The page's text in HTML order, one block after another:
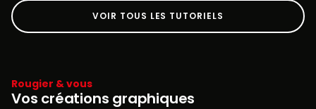
VOIR TOUS LES TUTORIELS
Rougier & vous
Vos créations graphiques